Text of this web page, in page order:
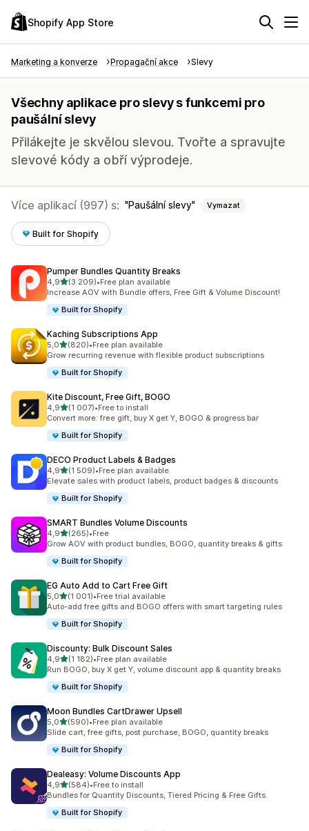
Shopify App Store
Marketing a konverze Propagační akce Slevy
Všechny aplikace pro slevy s funkcemi pro
paušální slevy
Přilákejte je skvělou slevou. Tvořte a spravujte
slevové kódy a obří výprodeje.
Více aplikací (997) s: Paušální slevy Vymazat
Built for Shopify
Pumper Bundles Quantity Breaks
4,9z 5 hvězd
(3 209)
Celkový počet recenzí: 3209
•Free plan available
Increase AOV with Bundle offers, Free Gift & Volume Discount!
Built for Shopify
Kaching Subscriptions App
5,0z 5 hvězd
(820)
Celkový počet recenzí: 820
•Free plan available
Grow recurring revenue with flexible product subscriptions
Built for Shopify
Kite Discount, Free Gift, BOGO
4,9z 5 hvězd
(1 007)
Celkový počet recenzí: 1007
•Free to install
Convert more: free gift, buy X get Y, BOGO & progress bar
Built for Shopify
DECO Product Labels & Badges
4,9z 5 hvězd
(1 509)
Celkový počet recenzí: 1509
•Free plan available
Elevate sales with product labels, product badges & discounts
Built for Shopify
SMART Bundles Volume Discounts
4,9z 5 hvězd
(265)
Celkový počet recenzí: 265
•Free
Grow AOV with product bundles, BOGO, quantity breaks & gifts
Built for Shopify
EG Auto Add to Cart Free Gift
5,0z 5 hvězd
(1 001)
Celkový počet recenzí: 1001
•Free trial available
Auto-add free gifts and BOGO offers with smart targeting rules
Built for Shopify
Discounty: Bulk Discount Sales
4,9z 5 hvězd
(1 182)
Celkový počet recenzí: 1182
•Free plan available
Run BOGO, buy X get Y, volume discount app & quantity breaks
Built for Shopify
Moon Bundles CartDrawer Upsell
5,0z 5 hvězd
(590)
Celkový počet recenzí: 590
•Free plan available
Slide cart, free gifts, post purchase, BOGO, quantity breaks
Built for Shopify
Dealeasy: Volume Discounts App
4,9z 5 hvězd
(584)
Celkový počet recenzí: 584
•Free to install
Bundles for Quantity Discounts, Tiered Pricing & Free Gifts.
Built for Shopify